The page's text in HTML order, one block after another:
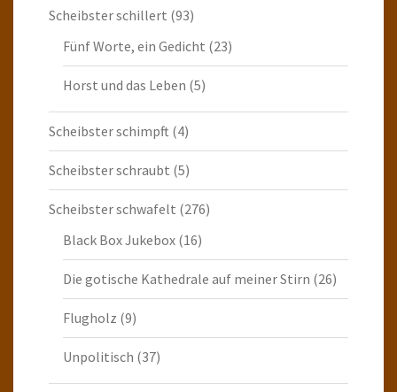
Scheibster schillert (93)
Fünf Worte, ein Gedicht (23)
Horst und das Leben (5)
Scheibster schimpft (4)
Scheibster schraubt (5)
Scheibster schwafelt (276)
Black Box Jukebox (16)
Die gotische Kathedrale auf meiner Stirn (26)
Flugholz (9)
Unpolitisch (37)